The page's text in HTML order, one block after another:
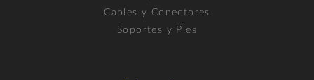
Cables y Conectores
Soportes y Pies